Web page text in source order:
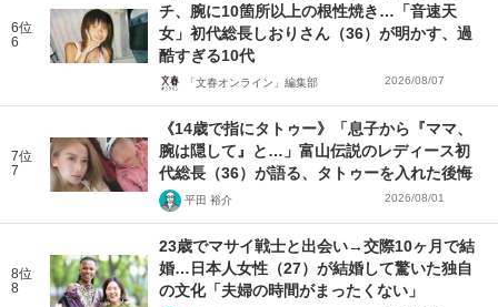
6位
6
チ、腕に10箇所以上の根性焼き…「音速天
女」初代総長しおりさん（36）が明かす、過
酷すぎる10代
「文春オンライン」編集部 2026/08/07
7位
7
《14歳で指にタトゥー》「息子から『ママ、
腕は隠して』と…」富山伝説のレディース初
代総長（36）が語る、タトゥーを入れた後悔
平田 裕介 2026/08/01
8位
8
23歳でマサイ戦士と出会い→交際10ヶ月で結
婚…日本人女性（27）が結婚して驚いた独自
の文化「夫婦の時間がまったくない」